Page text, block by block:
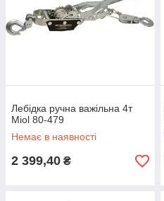
Лебідка ручна важільна 4т
Miol 80-479
Немає в наявності
2 399,40 ₴